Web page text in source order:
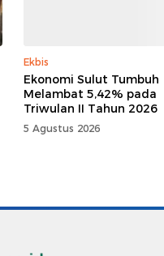
Ekbis
Ekonomi Sulut Tumbuh
Melambat 5,42% pada
Triwulan II Tahun 2026
5 Agustus 2026